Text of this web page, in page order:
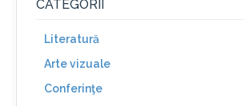
CATEGORII
Literatură
Arte vizuale
Conferinţe